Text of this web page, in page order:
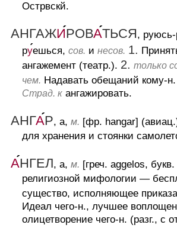
Острвскй.
АНГАЖИРОВАТЬСЯ,
руешься, сов. и несов. 1.
ангажемент (театр.). 2. только
чем. Надавать обещаний кому-
Страд. к ангажировать.
АНГАР, а, м. [фр. hangar]
для хранения и стоянки
АНГЕЛ, а, м. [греч. aggelos,
религиозной мифологии —
существо, исполняющее
Идеал чего-н., лучшее
олицетворение чего-н. (разг., с